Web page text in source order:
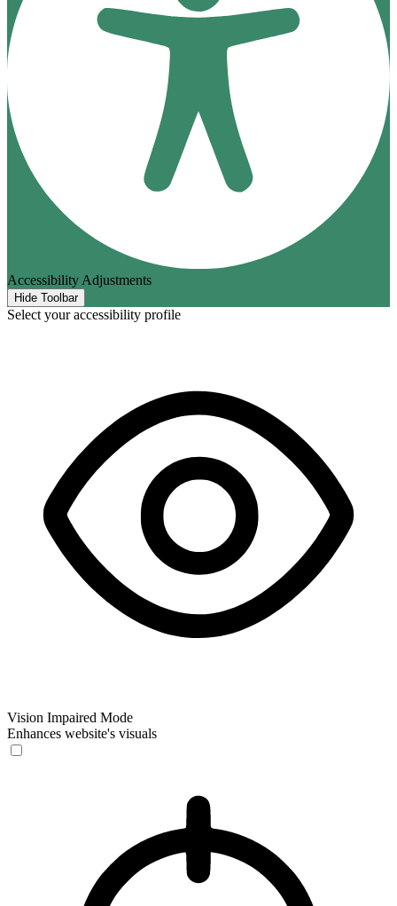
Accessibility Adjustments
Hide Toolbar
Select your accessibility profile
Vision Impaired Mode
Enhances website's visuals